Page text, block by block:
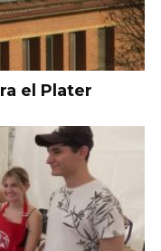
el Plater